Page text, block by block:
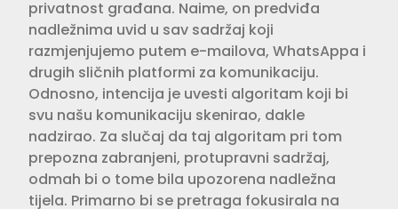
privatnost građana. Naime, on predviđa
nadležnima uvid u sav sadržaj koji
razmjenjujemo putem e-mailova, WhatsAppa i
drugih sličnih platformi za komunikaciju.
Odnosno, intencija je uvesti algoritam koji bi
svu našu komunikaciju skenirao, dakle
nadzirao. Za slučaj da taj algoritam pri tom
prepozna zabranjeni, protupravni sadržaj,
odmah bi o tome bila upozorena nadležna
tijela. Primarno bi se pretraga fokusirala na